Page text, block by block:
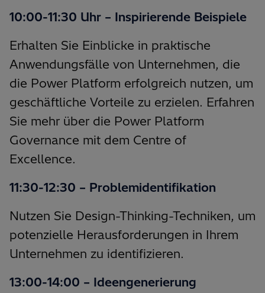
10:00-11:30 Uhr – Inspirierende Beispiele
Erhalten Sie Einblicke in praktische
Anwendungsfälle von Unternehmen, die
die Power Platform erfolgreich nutzen, um
geschäftliche Vorteile zu erzielen. Erfahren
Sie mehr über die Power Platform
Governance mit dem Centre of
Excellence.
11:30-12:30 – Problemidentifikation
Nutzen Sie Design-Thinking-Techniken, um
potenzielle Herausforderungen in Ihrem
Unternehmen zu identifizieren.
13:00-14:00 – Ideengenerierung